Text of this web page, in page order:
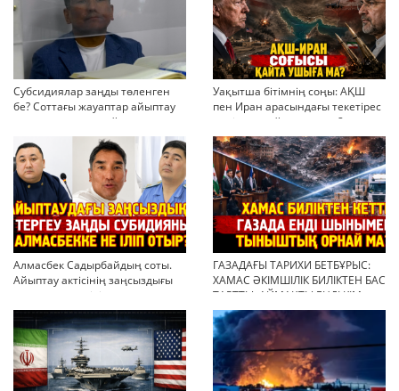
Субсидиялар заңды төленген
бе? Соттағы жауаптар айыптау
тұжырымдарын қайта қарауға
негіз бола ала ма?
Уақытша бітімнің соңы: АҚШ
пен Иран арасындағы текетірес
неліктен қайта ушықты?
Алмасбек Садырбайдың соты.
Айыптау актісінің заңсыздығы
мен қолдан өсірілген
миллиондар
ГАЗАДАҒЫ ТАРИХИ БЕТБҰРЫС:
ХАМАС ӘКІМШІЛІК БИЛІКТЕН БАС
ТАРТТЫ. АЙМАҚТЫ ЕНДІ КІМ
БАСҚАРАДЫ?